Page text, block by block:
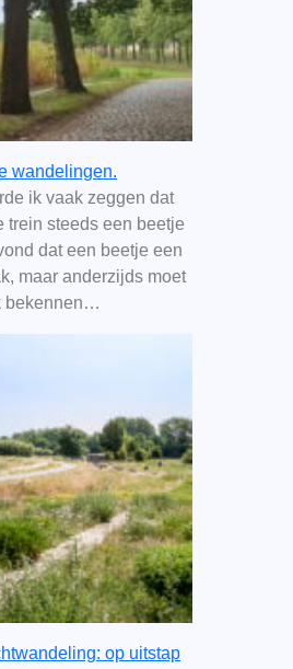
wandelingen.
ik vaak zeggen dat
trein steeds een beetje
dat een beetje een
maar anderzijds moet
bekennen…
op uitstap